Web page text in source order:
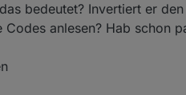
bedeutet? Invertiert er
anlesen? Hab schon